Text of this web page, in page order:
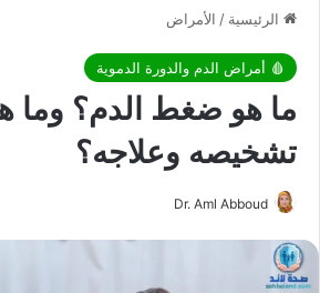
الرئيسية / الأمراض
🩸 أمراض الدم والدورة الدموية
ما هو ضغط الدم؟ وما
تشخيصه وعلاجه؟
Dr. Aml Abboud